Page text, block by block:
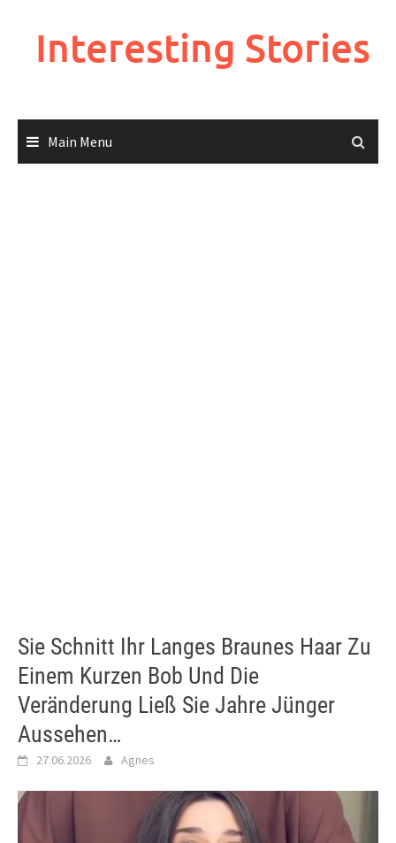
Interesting Stories
Main Menu
Sie Schnitt Ihr Langes Braunes Haar Zu
Einem Kurzen Bob Und Die
Veränderung Ließ Sie Jahre Jünger
Aussehen…
27.06.2026 Agnes